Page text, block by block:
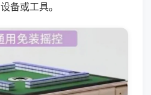
备或工具。